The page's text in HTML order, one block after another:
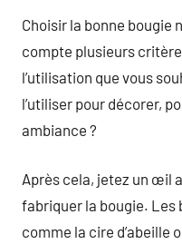
Choisir la bonne bougie
compte plusieurs
l’utilisation que vous
l’utiliser pour décorer,
ambiance ?
Après cela, jetez un œil
fabriquer la bougie. Les
comme la cire d’abeille